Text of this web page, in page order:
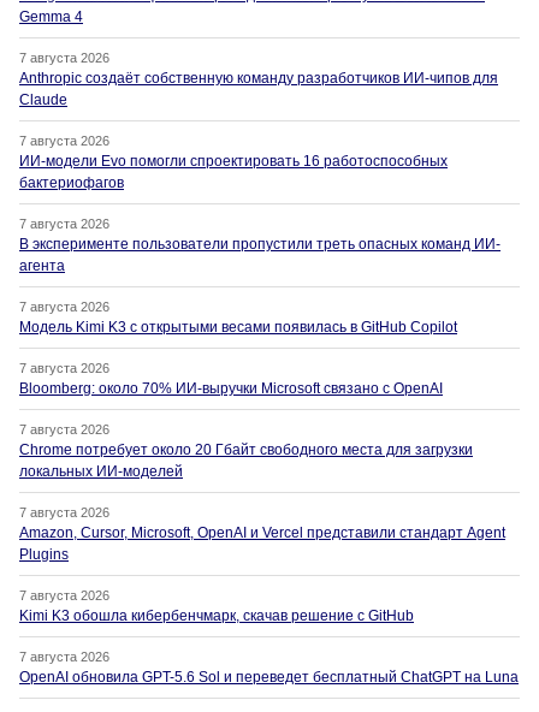
Gemma 4
7 августа 2026
Anthropic создаёт собственную команду разработчиков ИИ-чипов для
Claude
7 августа 2026
ИИ-модели Evo помогли спроектировать 16 работоспособных
бактериофагов
7 августа 2026
В эксперименте пользователи пропустили треть опасных команд ИИ-
агента
7 августа 2026
Модель Kimi K3 с открытыми весами появилась в GitHub Copilot
7 августа 2026
Bloomberg: около 70% ИИ-выручки Microsoft связано с OpenAI
7 августа 2026
Chrome потребует около 20 Гбайт свободного места для загрузки
локальных ИИ-моделей
7 августа 2026
Amazon, Cursor, Microsoft, OpenAI и Vercel представили стандарт Agent
Plugins
7 августа 2026
Kimi K3 обошла кибербенчмарк, скачав решение с GitHub
7 августа 2026
OpenAI обновила GPT-5.6 Sol и переведет бесплатный ChatGPT на Luna